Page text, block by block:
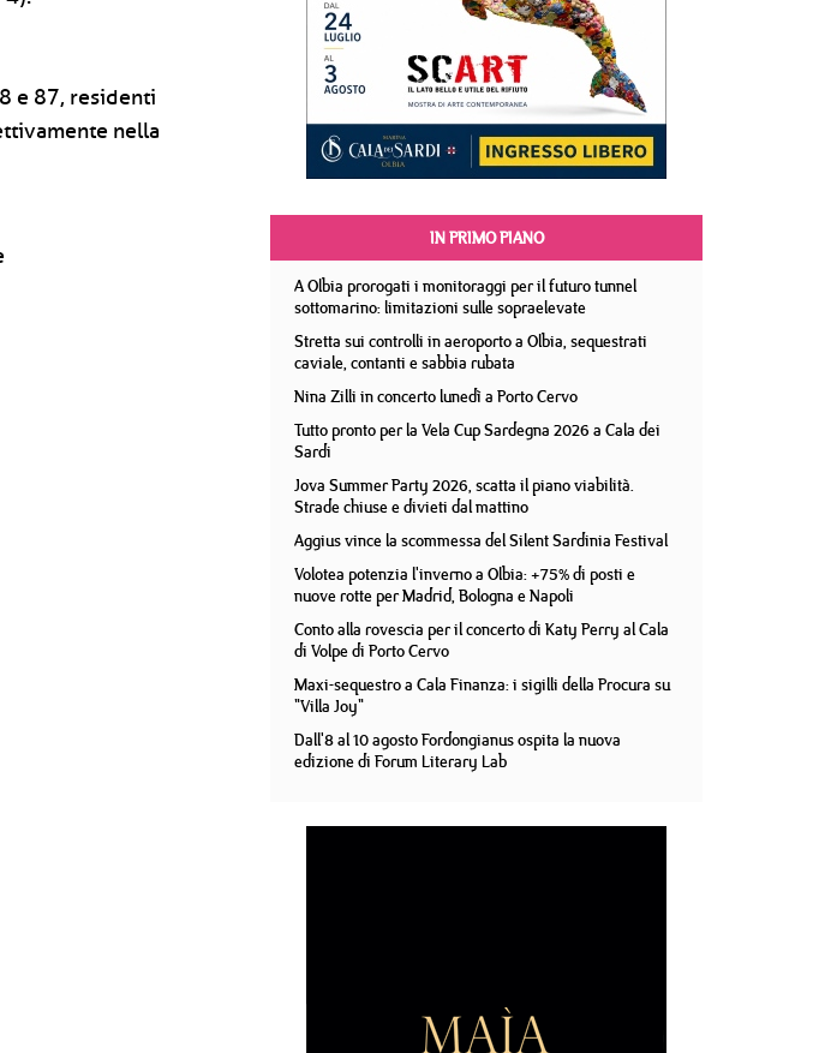
e 87, residenti
nella
IN PRIMO PIANO
A Olbia prorogati i monitoraggi per il futuro tunnel
sottomarino: limitazioni sulle sopraelevate
Stretta sui controlli in aeroporto a Olbia, sequestrati
caviale, contanti e sabbia rubata
Nina Zilli in concerto lunedì a Porto Cervo
Tutto pronto per la Vela Cup Sardegna 2026 a Cala dei
Sardi
Jova Summer Party 2026, scatta il piano viabilità.
Strade chiuse e divieti dal mattino
Aggius vince la scommessa del Silent Sardinia Festival
Volotea potenzia l'inverno a Olbia: +75% di posti e
nuove rotte per Madrid, Bologna e Napoli
Conto alla rovescia per il concerto di Katy Perry al Cala
di Volpe di Porto Cervo
Maxi-sequestro a Cala Finanza: i sigilli della Procura su
"Villa Joy"
Dall'8 al 10 agosto Fordongianus ospita la nuova
edizione di Forum Literary Lab